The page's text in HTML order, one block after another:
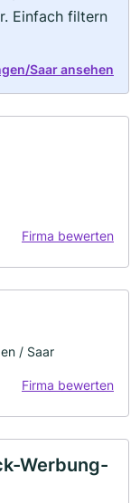
Einfach filtern
Saar ansehen
Firma bewerten
/ Saar
Firma bewerten
Werbung-